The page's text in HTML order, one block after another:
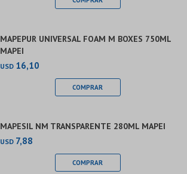
MAPEPUR UNIVERSAL FOAM M BOXES 750ML
MAPEI
USD 16,10
MAPESIL NM TRANSPARENTE 280ML MAPEI
USD 7,88